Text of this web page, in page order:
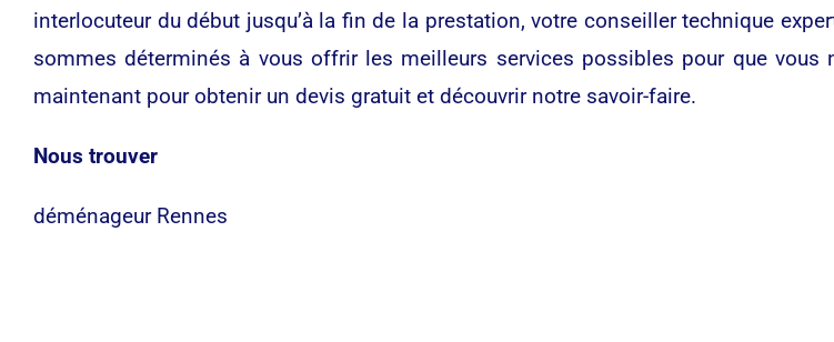
interlocuteur du début jusqu’à la fin de la prestation, votre conseiller technique
sommes déterminés à vous offrir les meilleurs services possibles pour que vous
maintenant pour obtenir un devis gratuit et découvrir notre savoir-faire.
Nous trouver
déménageur Rennes